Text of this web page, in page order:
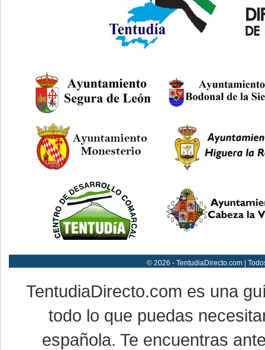
© 2026 - TentudiaDirecto.com |
TentudiaDirecto.com es una
todo lo que puedas
española. Te encuentras